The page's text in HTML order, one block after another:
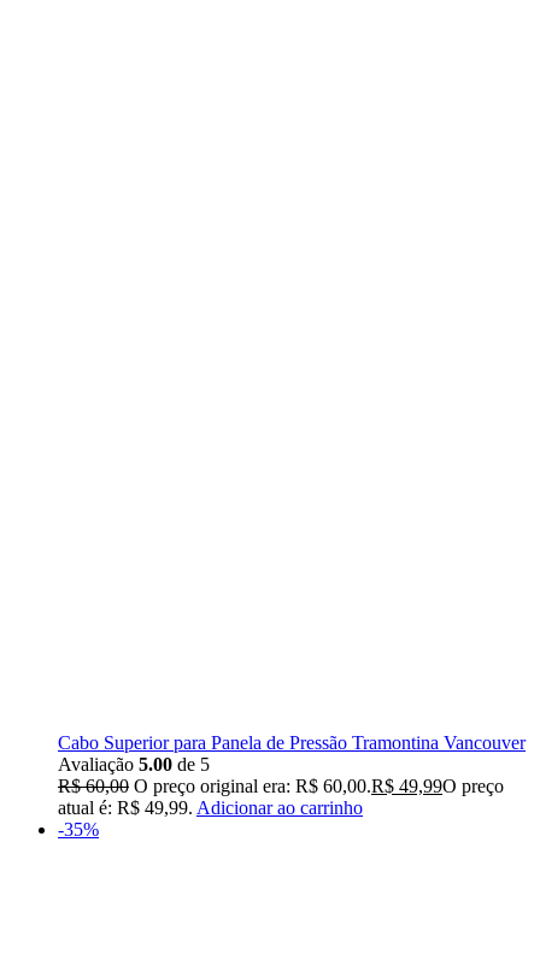
Cabo Superior para Panela de Pressão Tramontina Vancouver
Avaliação 5.00 de 5
R$60,00 O preço original era: R$ 60,00.R$ 49,99O preço
atual é: R$ 49,99. Adicionar ao carrinho
-35%